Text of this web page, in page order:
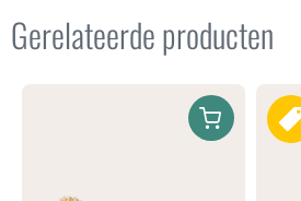
Gerelateerde producten